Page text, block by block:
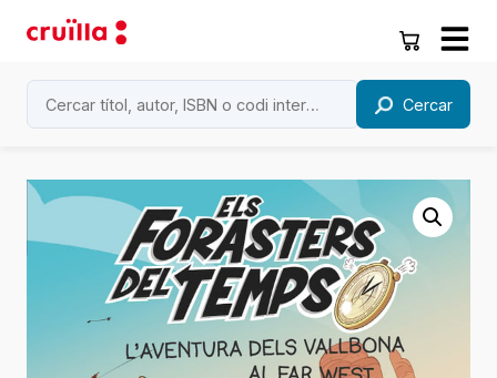
Cercar